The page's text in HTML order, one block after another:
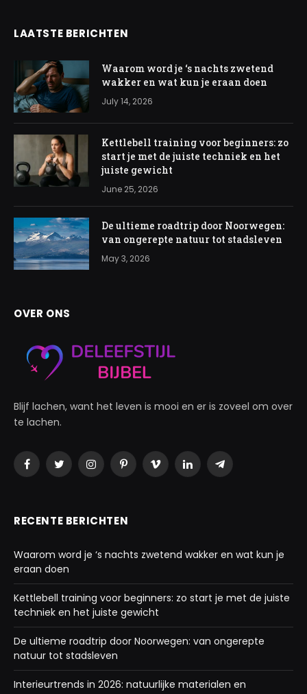
LAATSTE BERICHTEN
Waarom word je ‘s nachts zwetend
wakker en wat kun je eraan doen
July 14, 2026
Kettlebell training voor beginners: zo
start je met de juiste techniek en het
juiste gewicht
June 25, 2026
De ultieme roadtrip door Noorwegen:
van ongerepte natuur tot stadsleven
May 3, 2026
OVER ONS
Blijf lachen, want het leven is mooi en er is zoveel om over
te lachen.
FacebookTwitterInstagramPinterestVimeoLinkedInTelegram
RECENTE BERICHTEN
Waarom word je ‘s nachts zwetend wakker en wat kun je
eraan doen
Kettlebell training voor beginners: zo start je met de juiste
techniek en het juiste gewicht
De ultieme roadtrip door Noorwegen: van ongerepte
natuur tot stadsleven
Interieurtrends in 2026: natuurlijke materialen en